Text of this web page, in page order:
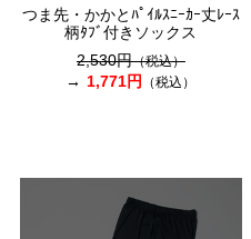
つま先・かかとﾊﾟｲﾙｽﾆｰｶｰ丈ﾚｰｽ
柄ﾀﾌﾞ付きソックス
2,530円（税込）
1,771円 （税込）